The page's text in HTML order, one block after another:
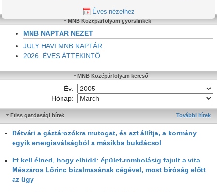
Éves nézethez
MNB Középárfolyam gyorslinkek
MNB NAPTÁR NÉZET
JULY HAVI MNB NAPTÁR
2026. ÉVES ÁTTEKINTŐ
MNB Középárfolyam kereső
Év:
Hónap:
Friss gazdasági hírek További hírek
Rétvári a gáztározókra mutogat, és azt állítja, a kormány
egyik energiaválságból a másikba bukdácsol
Itt kell élned, hogy elhidd: épület-rombolásig fajult a vita
Mészáros Lőrinc bizalmasának cégével, most bíróság előtt
az ügy